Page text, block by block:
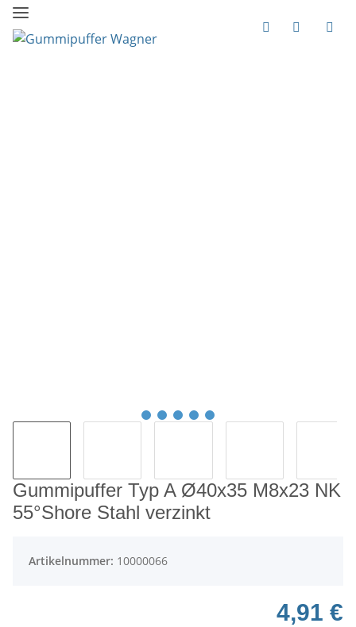
Gummipuffer Typ A Ø40x35 M8x23 NK
55°Shore Stahl verzinkt
Artikelnummer: 10000066
4,91 €